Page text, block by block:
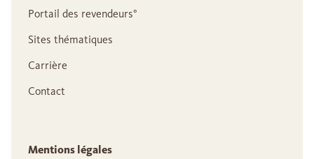
Portail des revendeurs°
Sites thématiques
Carrière
Contact
Mentions légales